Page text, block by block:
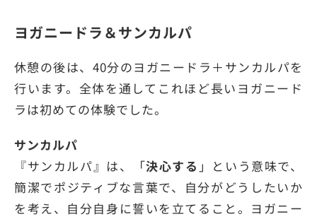
ヨガニードラ＆サンカルパ
休憩の後は、40分のヨガニードラ＋サンカルパを
行います。全体を通してこれほど長いヨガニード
ラは初めての体験でした。
サンカルパ
『サンカルパ』は、「決心する 」という意味で、
簡潔でポジティブな言葉で、自分がどうしたいか
を考え、自分自身に誓いを立てること。ヨガニー